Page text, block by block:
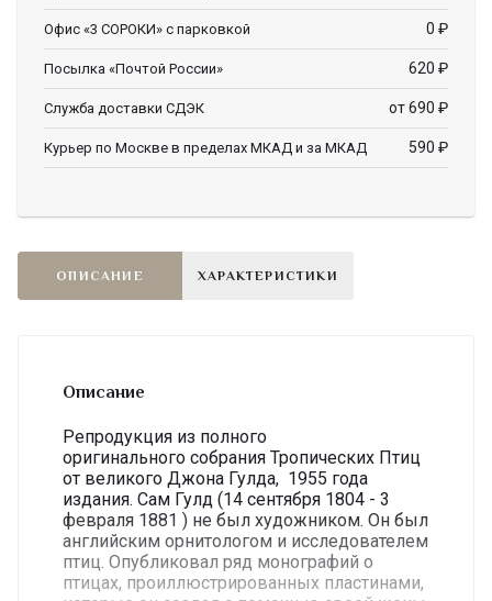
Офис «3 СОРОКИ» с парковкой 0 ₽
Посылка «Почтой России» 620 ₽
Служба доставки СДЭК от 690 ₽
Курьер по Москве в пределах МКАД и за МКАД 590 ₽
ОПИСАНИЕ ХАРАКТЕРИСТИКИ
Описание
Репродукция из полного
оригинального собрания Тропических Птиц
от великого Джона Гулда, 1955 года
издания. Сам Гулд (14 сентября 1804 - 3
февраля 1881 ) не был художником. Он был
английским орнитологом и исследователем
птиц. Опубликовал ряд монографий о
птицах, проиллюстрированных пластинами,